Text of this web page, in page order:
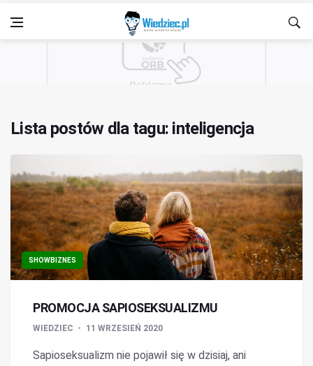
Lista postów dla tagu: inteligencja
SHOWBIZNES
PROMOCJA SAPIOSEKSUALIZMU
WIEDZIEC 11 WRZESIEŃ 2020
Sapioseksualizm nie pojawił się w dzisiaj, ani